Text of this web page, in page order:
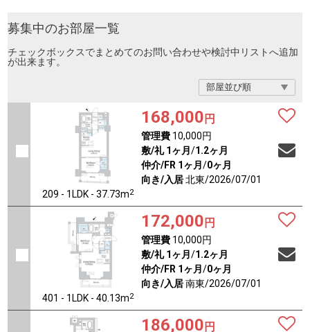
募集中のお部屋一覧
チェックボックスでまとめてのお問い合わせや検討中リストへ追加
が出来ます。
209 - 1LDK - 37.73m2
168,000 円
管理費10,000円
敷/礼 1ヶ月 /1.2ヶ月
仲介/FR 1ヶ月 /0ヶ月
向き/入居北東/2026/07/01
401 - 1LDK - 40.13m2
172,000 円
管理費10,000円
敷/礼 1ヶ月 /1.2ヶ月
仲介/FR 1ヶ月 /0ヶ月
向き/入居南東/2026/07/01
186,000 円